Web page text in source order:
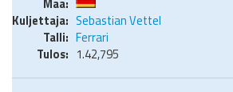
Sebastian Vettel
Ferrari
1.42,795